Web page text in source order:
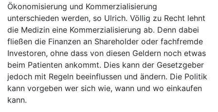
Ökonomisierung und Kommerzialisierung
unterschieden werden, so Ulrich. Völlig zu Recht lehnt
die Medizin eine Kommerzialisierung ab. Denn dabei
fließen die Finanzen an Shareholder oder fachfremde
Investoren, ohne dass von diesen Geldern noch etwas
beim Patienten ankommt. Dies kann der Gesetzgeber
jedoch mit Regeln beeinflussen und ändern. Die Politik
kann vorgeben wer sich wie, wann und wo einkaufen
kann.